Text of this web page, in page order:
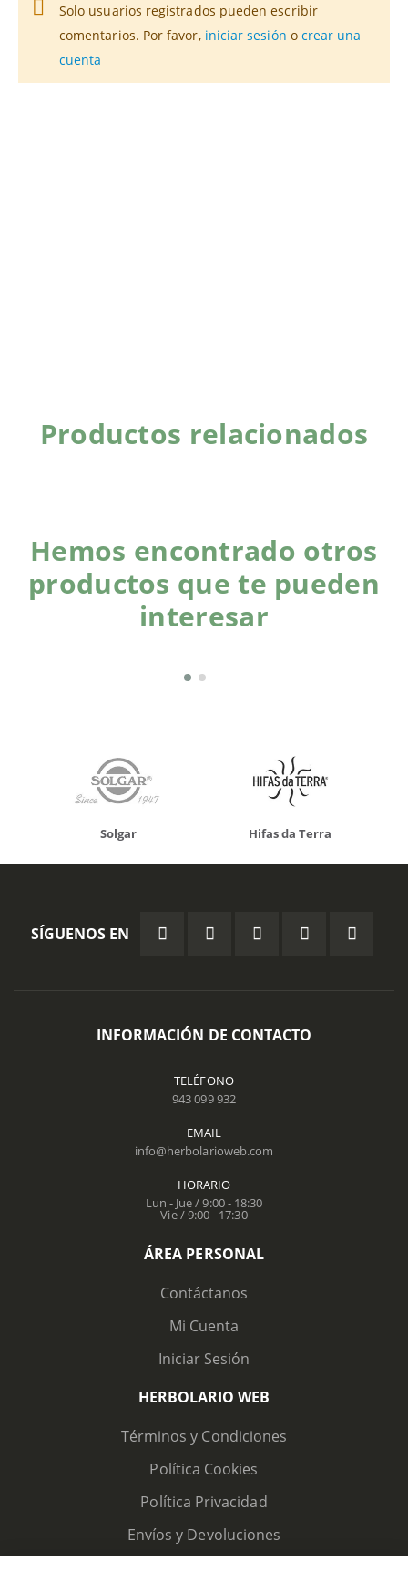
Solo usuarios registrados pueden escribir
comentarios. Por favor, iniciar sesión o crear una
cuenta
Productos relacionados
Hemos encontrado otros
productos que te pueden
interesar
Solgar Hifas da Terra
SÍGUENOS EN
INFORMACIÓN DE CONTACTO
TELÉFONO
943 099 932
EMAIL
info@herbolarioweb.com
HORARIO
Lun - Jue / 9:00 - 18:30
Vie / 9:00 - 17:30
ÁREA PERSONAL
Contáctanos
Mi Cuenta
Iniciar Sesión
HERBOLARIO WEB
Términos y Condiciones
Política Cookies
Política Privacidad
Envíos y Devoluciones